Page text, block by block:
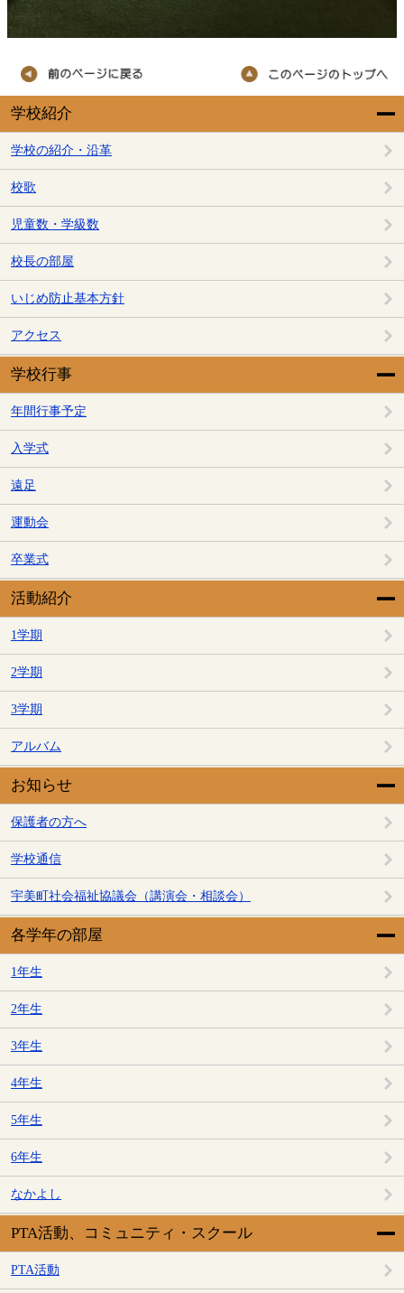
学校紹介
学校の紹介・沿革
校歌
児童数・学級数
校長の部屋
いじめ防止基本方針
アクセス
学校行事
年間行事予定
入学式
遠足
運動会
卒業式
活動紹介
1学期
2学期
3学期
アルバム
お知らせ
保護者の方へ
学校通信
宇美町社会福祉協議会（講演会・相談会）
各学年の部屋
1年生
2年生
3年生
4年生
5年生
6年生
なかよし
PTA活動、コミュニティ・スクール
PTA活動